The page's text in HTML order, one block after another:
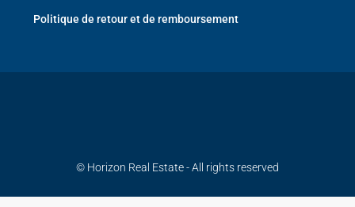
Politique de retour et de remboursement
© Horizon Real Estate - All rights reserved